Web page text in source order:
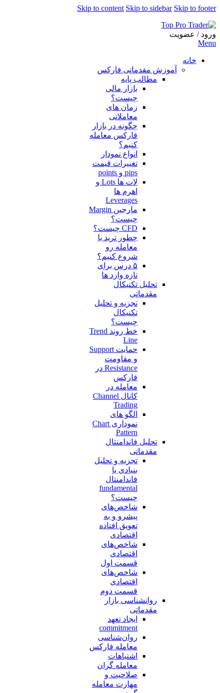
Skip to content Skip to sidebar Skip to footer
ورود / عضویت
Menu
خانه
آموزش مقدماتی فارکس
مطالب پایه
بازار مالی
چیست؟
زمان های
معاملاتی
چگونه در بازار
فارکس معامله
کنیم؟
انواع نمودار
تغییرات قیمت
pips و points
لات ها Lots و
اهرم ها
Leverages
مارجین Margin
چیست؟
CFD چیست؟
چطور ترید یا
معامله رو
شروع کنیم؟
۵ درس برای
تازه وارد ها
تحلیل تکنیکال
مقدماتی
تجزیه و تحلیل
تکنیکال
چیست؟
خط روند Trend
Line
حمایت Support
و مقاومت
Resistance در
فارکس
معامله در
کانال Channel
Trading
الگو های
نموداری Chart
Pattern
تحلیل فاندامنتال
مقدماتی
تجزیه و تحلیل
بنیادی یا
فاندامنتال
fundamental
چیست؟
شاخص‌های
پیشرو و به
تعویق افتاده
اقتصادی
شاخص‌های
اقتصادی
قسمت اول
شاخص‌های
اقتصادی
قسمت دوم
روانشناسی بازار
مقدماتی
ایجاد تعهد
commitment
روان‌شناسی
معامله فارکس
اشتباهات
معامله گران
صلاحیت و
مهارت معامله